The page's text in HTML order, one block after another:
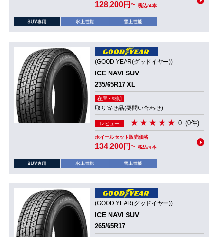
128,200円~ 税込/4本
(GOOD YEAR(グッドイヤー))
ICE NAVI SUV
235/65R17 XL
在庫・納期
取り寄せ品(要問い合わせ)
レビュー 0 (0件)
ホイールセット販売価格
134,200円~ 税込/4本
(GOOD YEAR(グッドイヤー))
ICE NAVI SUV
265/65R17